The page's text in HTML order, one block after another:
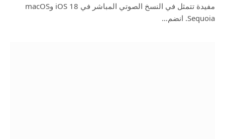
مفيدة تتمثل في النسخ الصوتي المباشر في iOS 18 وmacOS
Sequoia. انضم…